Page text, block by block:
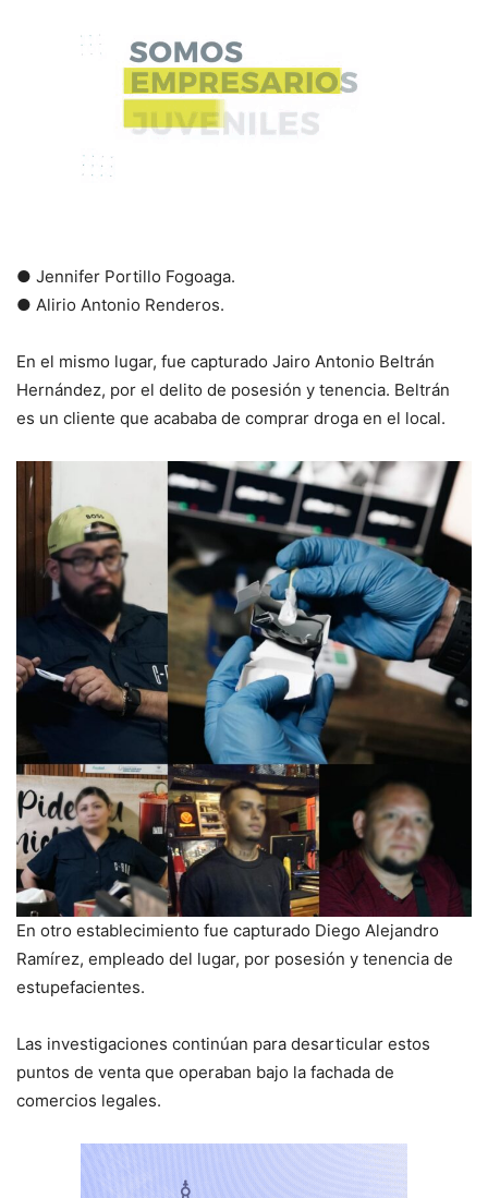
● Jennifer Portillo Fogoaga.
● Alirio Antonio Renderos.
​En el mismo lugar, fue capturado Jairo Antonio Beltrán
Hernández, por el delito de posesión y tenencia. Beltrán
es un cliente que acababa de comprar droga en el local.
En otro establecimiento fue capturado Diego Alejandro
Ramírez, empleado del lugar, por posesión y tenencia de
estupefacientes.
​Las investigaciones continúan para desarticular estos
puntos de venta que operaban bajo la fachada de
comercios legales.